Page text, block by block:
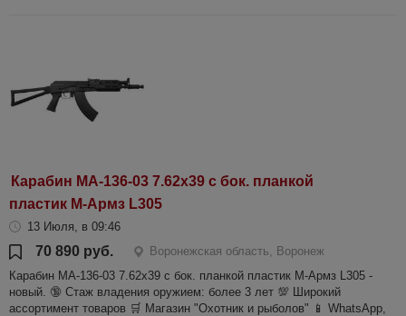
Карабин МА-136-03 7.62х39 с бок. планкой
пластик М-Армз L305
13 Июля, в 09:46
70 890 руб.
Воронежская область, Воронеж
Карабин МА-136-03 7.62х39 с бок. планкой пластик М-Армз L305 -
новый. 🔞 Стаж владения оружием: более 3 лет 💯 Широкий
ассортимент товаров 🛒 Магазин "Охотник и рыболов" 📱 WhatsApp,